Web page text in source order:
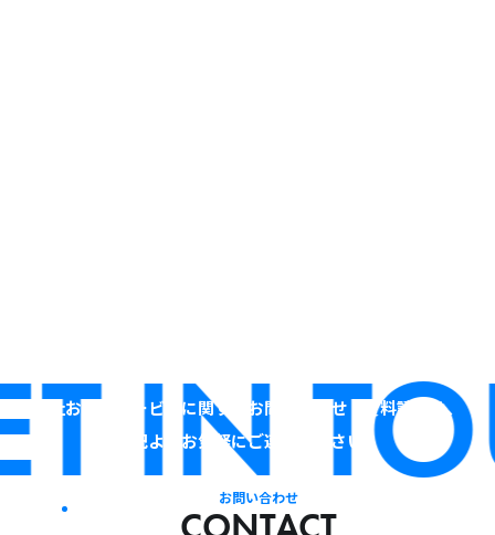
当社およびサービスに関するお問い合わせ・資料請求は、
下記よりお気軽にご連絡ください。
お問い合わせ
IN